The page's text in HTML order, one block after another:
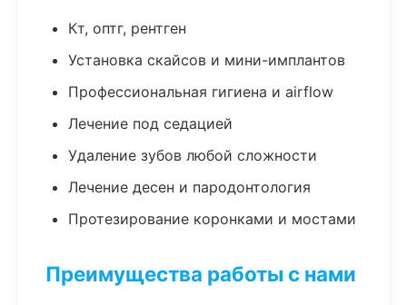
Кт, оптг, рентген
Установка скайсов и мини-имплантов
Профессиональная гигиена и airflow
Лечение под седацией
Удаление зубов любой сложности
Лечение десен и пародонтология
Протезирование коронками и мостами
Преимущества работы с нами